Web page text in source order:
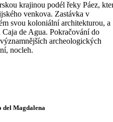
krajinou podél řeky Páez,
venkova. Zastávka v
svou koloniální architekturou, a
de Agua. Pokračování do
archeologických
nocleh.
del Magdalena